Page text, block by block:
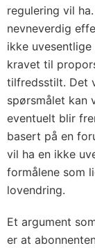
regulering vil
nevneverdig
ikke
kravet til
tilfredsstilt. Det
spørsmålet kan
eventuelt blir
basert på en
vil ha en ikke
formålene som
lovendring.
Et argument
er at